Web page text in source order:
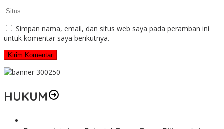
Simpan nama, email, dan situs web saya pada peramban ini
untuk komentar saya berikutnya.
HUKUM